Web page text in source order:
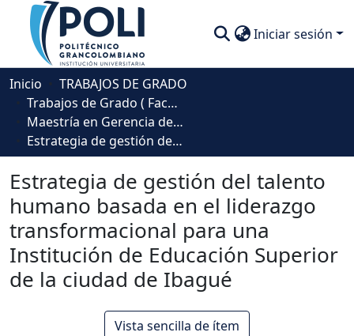
Iniciar sesión
Comunidades
Descubre
Estadísticas
Inicio
TRABAJOS DE GRADO
Trabajos de Grado ( Facultad de Sociedad, Cultura y Creatividad)
Maestría en Gerencia del Talento Humano
Estrategia de gestión del talento humano basada en el liderazgo transformacional para una Institución de Educación Superior de la ciudad de Ibagué
Estrategia de gestión del talento
humano basada en el liderazgo
transformacional para una
Institución de Educación Superior
de la ciudad de Ibagué
Vista sencilla de ítem